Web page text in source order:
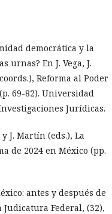
democrática y la
urnas? En J. Vega, J.
Reforma al Poder
69-82). Universidad
Jurídicas.
J. Martín (eds.), La
de 2024 en México (pp.
antes y después de
Federal, (32),